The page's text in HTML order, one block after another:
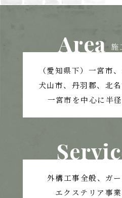
Area 施
（愛知県下）一宮市
犬山市、丹羽郡、北
一宮市を中心に半
外構工事全般、ガー
エクステリア事業